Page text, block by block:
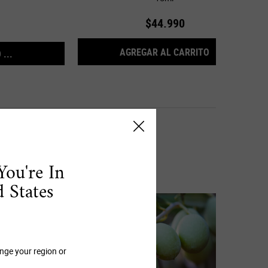
...
$44.990
AGREGAR AL CARRITO
In
States
your region or